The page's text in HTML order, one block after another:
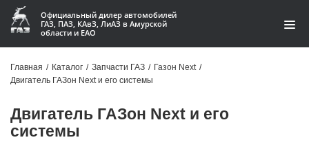
Официальный дилер автомобилей
ГАЗ, ПАЗ, КАвЗ, ЛиАЗ в Амурской
области и ЕАО
О компании
Главная / Каталог / Запчасти ГАЗ / Газон Next /
Двигатель ГАЗон Next и его системы
Двигатель ГАЗон Next и его
системы